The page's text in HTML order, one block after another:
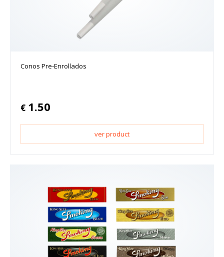
Conos Pre-Enrollados
€ 1.50
ver product